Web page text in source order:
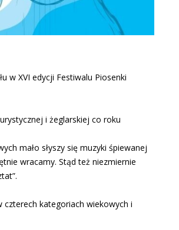
w XVI edycji Festiwalu Piosenki
i żeglarskiej co roku
mało słyszy się muzyki śpiewanej
wracamy. Stąd też niezmiernie
czterech kategoriach wiekowych i